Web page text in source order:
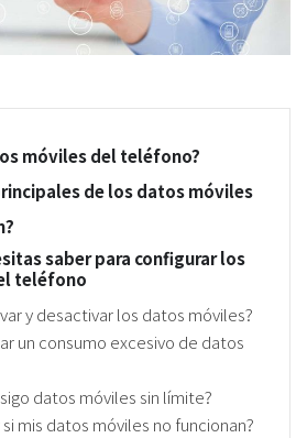
móviles del teléfono?
de los datos móviles
saber para configurar los
teléfono
y desactivar los datos móviles?
un consumo excesivo de datos
datos móviles sin límite?
si mis datos móviles no funcionan?